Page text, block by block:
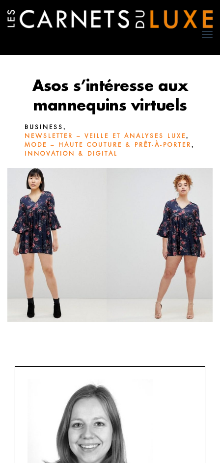
Asos s’intéresse aux
mannequins virtuels
BUSINESS ,
NEWSLETTER – VEILLE ET ANALYSES LUXE,
MODE – HAUTE COUTURE & PRÊT-À-PORTER ,
INNOVATION & DIGITAL